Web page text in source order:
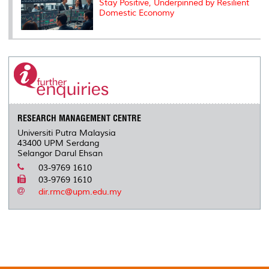
Stay Positive, Underpinned by Resilient
Domestic Economy
RESEARCH MANAGEMENT CENTRE
Universiti Putra Malaysia
43400 UPM Serdang
Selangor Darul Ehsan
03-9769 1610
03-9769 1610
dir.rmc@upm.edu.my